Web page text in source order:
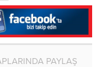
PAYLAŞ